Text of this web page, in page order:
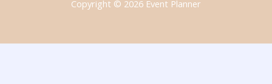
Copyright © 2026 Event Planner